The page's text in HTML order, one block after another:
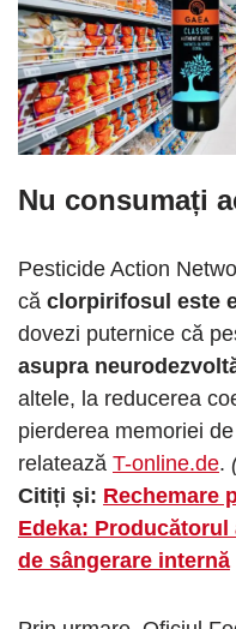
Nu consumați
Pesticide Action
că clorpirifosul este
dovezi puternice că
asupra
altele, la reducerea
pierderea memoriei
relatează T-online.de.
Citiți și: Rechemare
Edeka:
de sângerare internă